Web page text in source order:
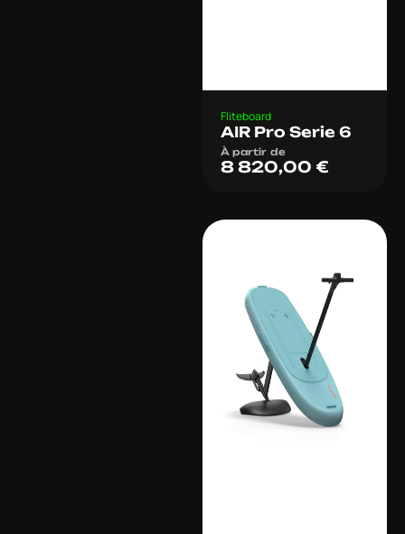
Fliteboard
AIR Pro Serie 6
À partir de
8 820,00 €